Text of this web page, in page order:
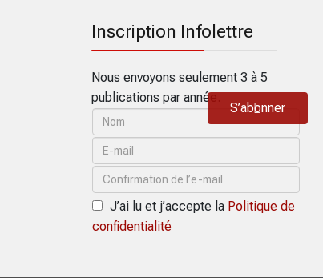
Inscription Infolettre
Nous envoyons seulement 3 à 5
publications par année.
J’ai lu et j’accepte la Politique de
confidentialité
S’abonner